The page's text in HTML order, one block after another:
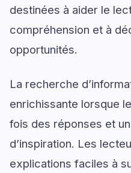
destinées à aider le
compréhension et à
opportunités.
La recherche
enrichissante lorsque
fois des réponses et
d’inspiration. Les
explications faciles à